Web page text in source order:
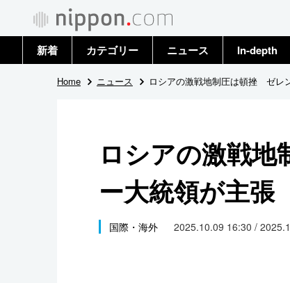
新着 カテゴリー
政治・外交
社会
文化
ニュース
トップ
In-depth
Home ニュース ロシアの激戦地制圧は頓挫 ゼレ
ロシアの激戦
ー大統領が主張
国際・海外 2025.10.09 16:30 /